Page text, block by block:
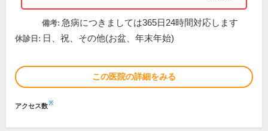
備考: 急病につきましては365日24時間対応します
休診日: 日、祝、その他(お盆、年末年始)
この医院の詳細をみる
アクセス数※